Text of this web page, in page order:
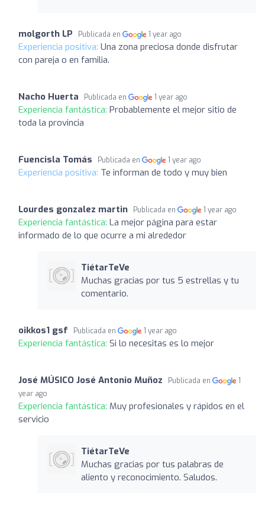
molgorth LP Publicada en 1 year ago
Experiencia positiva: Una zona preciosa donde disfrutar
con pareja o en familia.
Nacho Huerta Publicada en 1 year ago
Experiencia fantástica: Probablemente el mejor sitio de
toda la provincia
Fuencisla Tomás Publicada en 1 year ago
Experiencia positiva: Te informan de todo y muy bien
Lourdes gonzalez martin Publicada en 1 year ago
Experiencia fantástica: La mejor página para estar
informado de lo que ocurre a mi alrededor
TiétarTeVe
Muchas gracias por tus 5 estrellas y tu
comentario.
oikkos1 gsf Publicada en 1 year ago
Experiencia fantástica: Si lo necesitas es lo mejor
José MÚSICO José Antonio Muñoz Publicada en
1
year ago
Experiencia fantástica: Muy profesionales y rápidos en el
servicio
TiétarTeVe
Muchas gracias por tus palabras de
aliento y reconocimiento. Saludos.